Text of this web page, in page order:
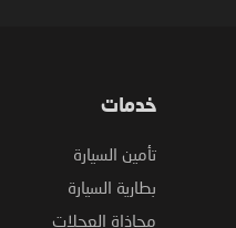
خدمات
تأمين السيارة
بطارية السيارة
محاذاة العجلات